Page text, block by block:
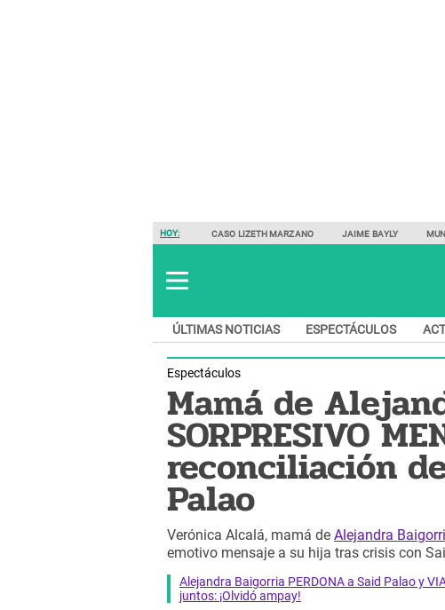
HOY: CASO LIZETH MARZANO JAIME BAYLY
ÚLTIMAS NOTICIAS ESPECTÁCULOS
Espectáculos
Mamá de
SORPRESIVO
reconciliación
Palao
Verónica Alcalá, mamá de Alejandra
emotivo mensaje a su hija tras crisis con
Alejandra Baigorria PERDONA a Said Palao y
juntos: ¡Olvidó ampay!